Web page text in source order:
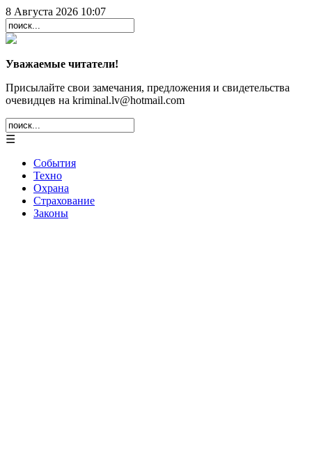
8 Августа 2026 10:07
Уважаемые читатели!
Присылайте свои замечания, предложения и свидетельства
очевидцев на kriminal.lv@hotmail.com
☰
События
Техно
Охрана
Страхование
Законы